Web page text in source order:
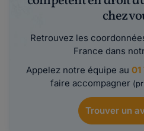
chez
Retrouvez les
France dans
Appelez notre équipe au 01
faire accompagner
Trouver un